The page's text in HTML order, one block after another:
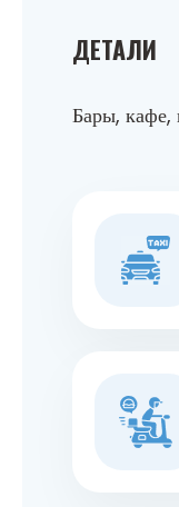
ДЕТАЛИ
Бары, кафе,